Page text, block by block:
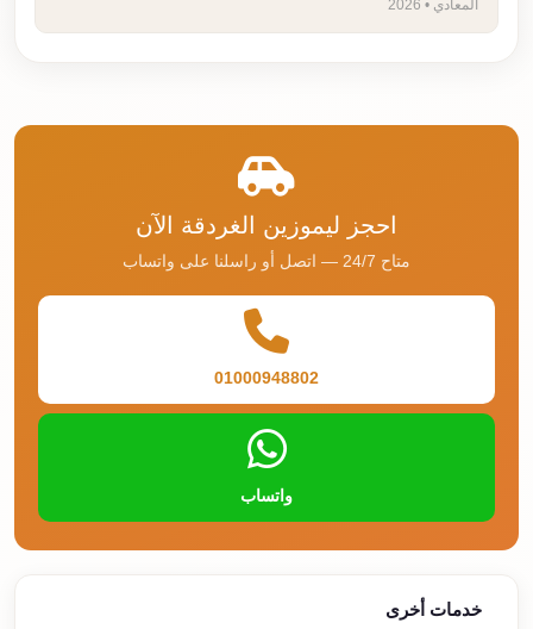
المعادي • 2026
احجز ليموزين الغردقة الآن
متاح 24/7 — اتصل أو راسلنا على واتساب
01000948802
واتساب
خدمات أخرى